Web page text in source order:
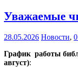
Уважаемые
28.05.2026 Новости,
График работы
август):